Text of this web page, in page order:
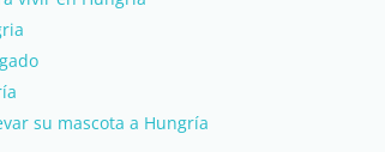
su mascota a Hungría